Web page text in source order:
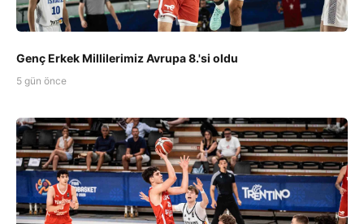
Genç Erkek Millilerimiz Avrupa 8.'si oldu
5 gün önce